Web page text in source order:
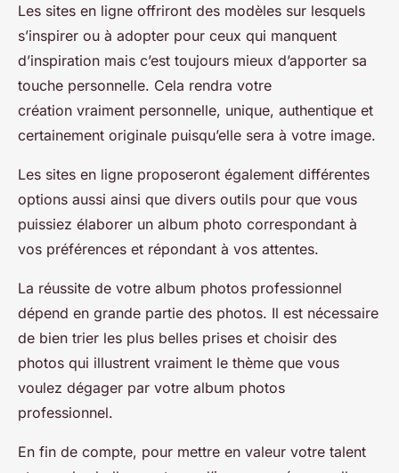
Les sites en ligne offriront des modèles sur lesquels
s’inspirer ou à adopter pour ceux qui manquent
d’inspiration mais c’est toujours mieux d’apporter sa
touche personnelle. Cela rendra votre
création vraiment personnelle, unique, authentique et
certainement originale puisqu’elle sera à votre image.
Les sites en ligne proposeront également différentes
options aussi ainsi que divers outils pour que vous
puissiez élaborer un album photo correspondant à
vos préférences et répondant à vos attentes.
La réussite de votre album photos professionnel
dépend en grande partie des photos. Il est nécessaire
de bien trier les plus belles prises et choisir des
photos qui illustrent vraiment le thème que vous
voulez dégager par votre album photos
professionnel.
En fin de compte, pour mettre en valeur votre talent